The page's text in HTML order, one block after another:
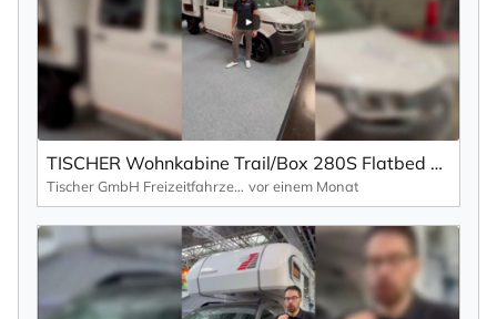
TISCHER Wohnkabine Trail/Box 280S Flatbed auf VW T6 und T7
Tischer GmbH Freizeitfahrzeuge vor einem Monat